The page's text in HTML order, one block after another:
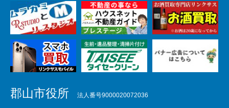
郡山市役所 法人番号9000020072036